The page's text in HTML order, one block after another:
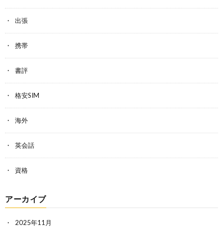
出張
携帯
書評
格安SIM
海外
英会話
資格
アーカイブ
2025年11月